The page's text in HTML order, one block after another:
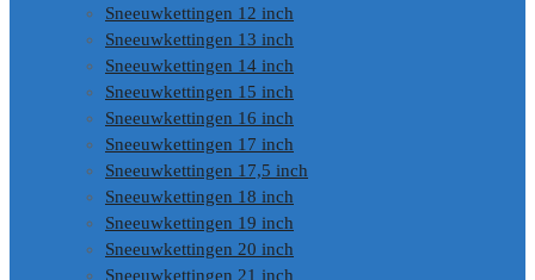
Sneeuwkettingen 12 inch
Sneeuwkettingen 13 inch
Sneeuwkettingen 14 inch
Sneeuwkettingen 15 inch
Sneeuwkettingen 16 inch
Sneeuwkettingen 17 inch
Sneeuwkettingen 17,5 inch
Sneeuwkettingen 18 inch
Sneeuwkettingen 19 inch
Sneeuwkettingen 20 inch
Sneeuwkettingen 21 inch